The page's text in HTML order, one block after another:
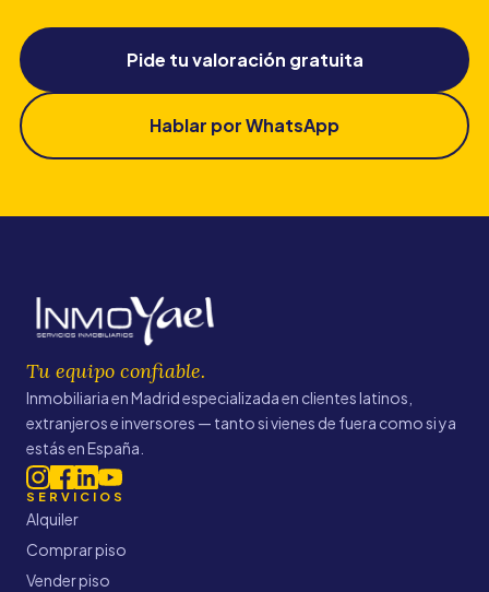
Pide tu valoración gratuita
Hablar por WhatsApp
Tu equipo confiable.
Inmobiliaria en Madrid especializada en clientes latinos,
extranjeros e inversores — tanto si vienes de fuera como si ya
estás en España.
SERVICIOS
Alquiler
Comprar piso
Vender piso